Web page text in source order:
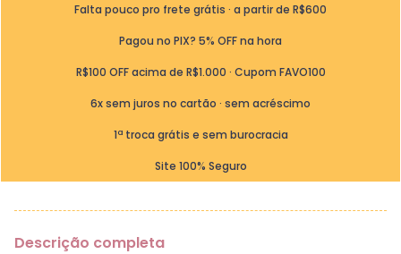
Falta pouco pro frete grátis · a partir de R$600
Pagou no PIX? 5% OFF na hora
R$100 OFF acima de R$1.000 · Cupom FAVO100
6x sem juros no cartão · sem acréscimo
1ª troca grátis e sem burocracia
Site 100% Seguro
Descrição completa